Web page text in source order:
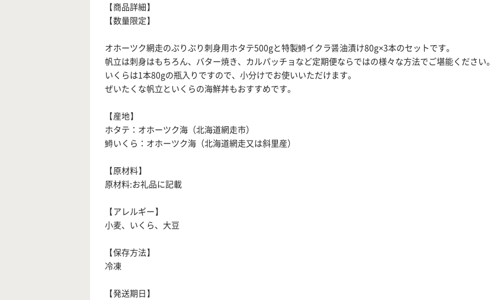
【商品詳細】
【数量限定】
オホーツク網走のぷりぷり刺身用ホタテ500gと特製鱒イクラ醤油漬け80g×3本のセットです。
帆立は刺身はもちろん、バター焼き、カルパッチョなど定期便ならではの様々な方法でご堪能ください。
いくらは1本80gの瓶入りですので、小分けでお使いいただけます。
ぜいたくな帆立といくらの海鮮丼もおすすめです。
【産地】
ホタテ：オホーツク海（北海道網走市）
鱒いくら：オホーツク海（北海道網走又は斜里産）
【原材料】
原材料:お礼品に記載
【アレルギー】
小麦、いくら、大豆
【保存方法】
冷凍
【発送期日】